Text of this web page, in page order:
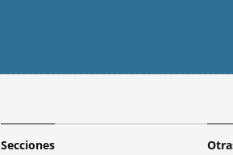
Secciones